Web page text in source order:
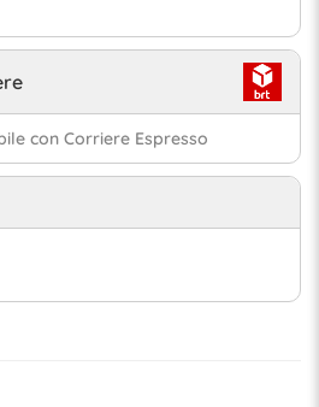
con Corriere Espresso